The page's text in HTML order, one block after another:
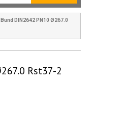
DIN2642 PN10 Ø267.0
Rst37-2